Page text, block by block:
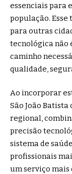
essenciais para
população.
para outras
tecnológica não
caminho
qualidade,
Ao incorporar
São João
regional,
precisão
sistema de
profissionais
um serviço mais